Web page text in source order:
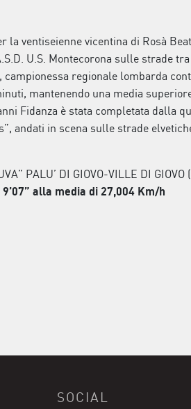
ventiseienne vicentina di Rosà
U.S. Montecorona sulle strade
regionale lombarda
mantenendo una media
Fidanza è stata completata dalla
andati in scena sulle strade
PALU’ DI GIOVO-VILLE DI GIOVO
alla media di 27,004 Km/h
SOCIAL